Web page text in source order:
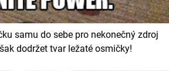
samu do sebe pro nekonečný zdroj
dodržet tvar ležaté osmičky!